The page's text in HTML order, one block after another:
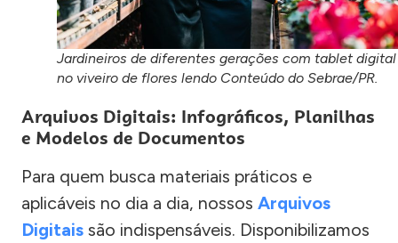
Jardineiros de diferentes gerações com tablet digital
no viveiro de flores lendo Conteúdo do Sebrae/PR.
Arquivos Digitais: Infográficos, Planilhas
e Modelos de Documentos
Para quem busca materiais práticos e
aplicáveis no dia a dia, nossos Arquivos
Digitais são indispensáveis. Disponibilizamos